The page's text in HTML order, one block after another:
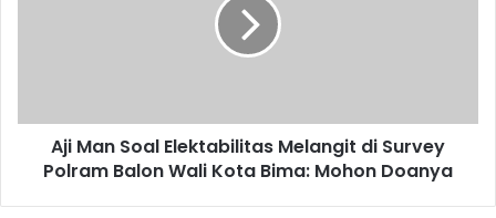
Aji Man Soal Elektabilitas Melangit di Survey
Polram Balon Wali Kota Bima: Mohon Doanya